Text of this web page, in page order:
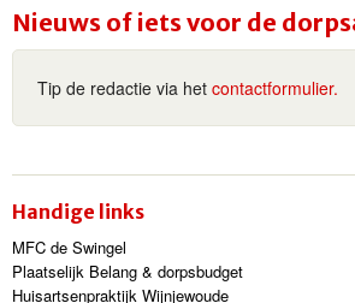
Nieuws of iets voor de
Tip de redactie via het contactformulier.
Handige links
MFC de Swingel
Plaatselijk Belang & dorpsbudget
Huisartsenpraktijk Wijnjewoude